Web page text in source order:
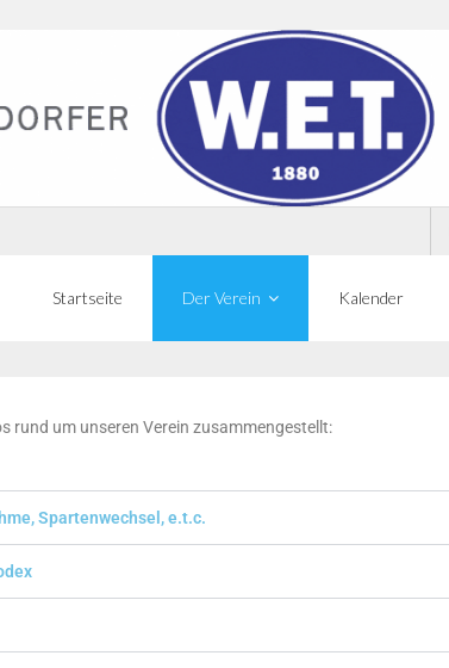
Startseite Der Verein Kalender
rund um unseren Verein zusammengestellt:
Spartenwechsel, e.t.c.